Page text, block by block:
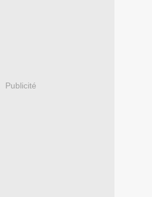
Publicité